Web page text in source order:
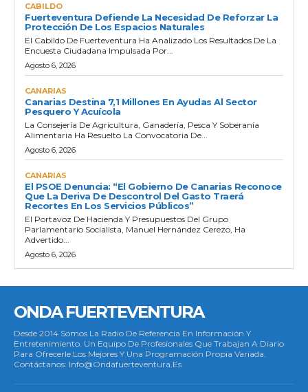
CABILDO
Fuerteventura Defiende La Necesidad De Reforzar La
Protección De Los Espacios Naturales
El Cabildo De Fuerteventura Ha Analizado Los Resultados De La
Encuesta Ciudadana Impulsada Por...
Agosto 6, 2026
CANARIAS
Canarias Destina 7,1 Millones En Ayudas Al Sector
Pesquero Y Acuícola
La Consejería De Agricultura, Ganadería, Pesca Y Soberanía
Alimentaria Ha Resuelto La Convocatoria De...
Agosto 6, 2026
CANARIAS
El PSOE Denuncia: “El Gobierno De Canarias Reconoce
Que La Deriva De Descontrol Del Gasto Traerá
Recortes En Los Servicios Públicos”
El Portavoz De Hacienda Y Presupuestos Del Grupo
Parlamentario Socialista, Manuel Hernández Cerezo, Ha
Advertido...
Agosto 6, 2026
ONDA FUERTEVENTURA
Desde 2014 Somos La Radio De Referencia En Información Y
Entretenimiento. Un Equipo De Profesionales Que Trabajan A Diario
Para Ofrecerle Los Mejores Y Una Programación Propia Variada.
Contáctanos: Info@ondafuerteventura.es